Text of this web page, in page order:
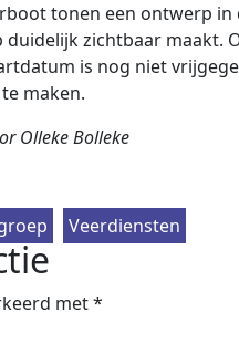
tonen een ontwerp
zichtbaar maakt.
is nog niet
maken.
Olleke Bolleke
Veerdiensten
met*